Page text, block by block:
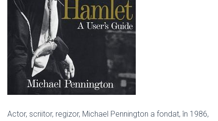
Actor, scriitor, regizor, Michael Pennington a fondat, în 1986,